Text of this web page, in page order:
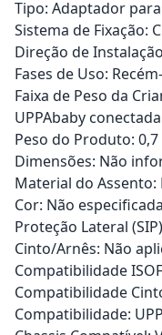
Tipo: Adaptador
Sistema de Fixação:
Direção de
Fases de Uso:
Faixa de Peso da
UPPAbaby conectada
Peso do Produto: 0,7
Dimensões: Não
Material do
Cor: Não especificada
Proteção Lateral
Cinto/Arnês: Não
Compatibilidade
Compatibilidade
Compatibilidade: